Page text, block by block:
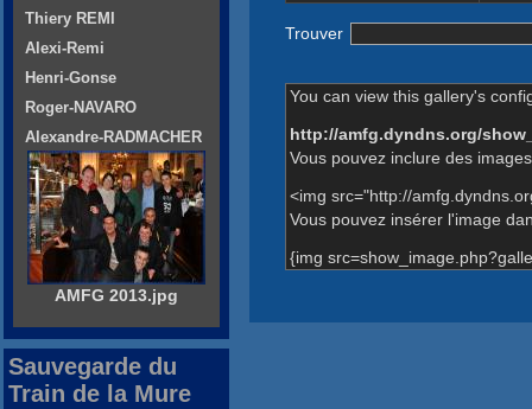
Trouver
You can view this gallery's
http://amfg.dyndns.org/
Vous pouvez inclure des
<img src="http://
Vous pouvez insérer l'image
{img
Thiery REMI
Alexi-Remi
Henri-Gonse
Roger-NAVARO
Alexandre-RADMACHER
AMFG 2013.jpg
Sauvegarde du
Train de la Mure